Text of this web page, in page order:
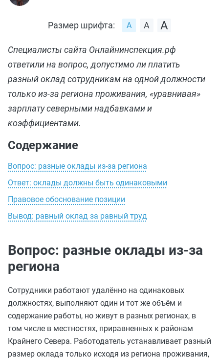
Размер шрифта:
Специалисты сайта Онлайнинспекция.рф
ответили на вопрос, допустимо ли платить
разный оклад сотрудникам на одной должности
только из‑за региона проживания, «уравнивая»
зарплату северными надбавками и
коэффициентами.
Содержание
Вопрос: разные оклады из‑за региона
Ответ: оклады должны быть одинаковыми
Правовое обоснование позиции
Вывод: равный оклад за равный труд
Вопрос: разные оклады из‑за
региона
Сотрудники работают удалённо на одинаковых
должностях, выполняют один и тот же объём и
содержание работы, но живут в разных регионах, в
том числе в местностях, приравненных к районам
Крайнего Севера. Работодатель устанавливает разный
размер оклада только исходя из региона проживания,